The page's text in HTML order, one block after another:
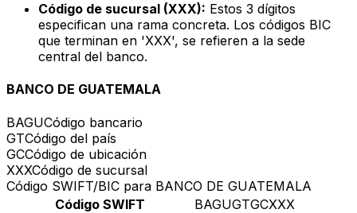
Código de sucursal (XXX): Estos 3 dígitos
especifican una rama concreta. Los códigos BIC
que terminan en 'XXX', se refieren a la sede
central del banco.
BANCO DE GUATEMALA
BAGUCódigo bancario
GTCódigo del país
GCCódigo de ubicación
XXXCódigo de sucursal
Código SWIFT/BIC para BANCO DE GUATEMALA
Código SWIFT
BAGUGTGCXXX